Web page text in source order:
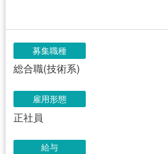
募集職種
総合職(技術系)
雇用形態
正社員
給与